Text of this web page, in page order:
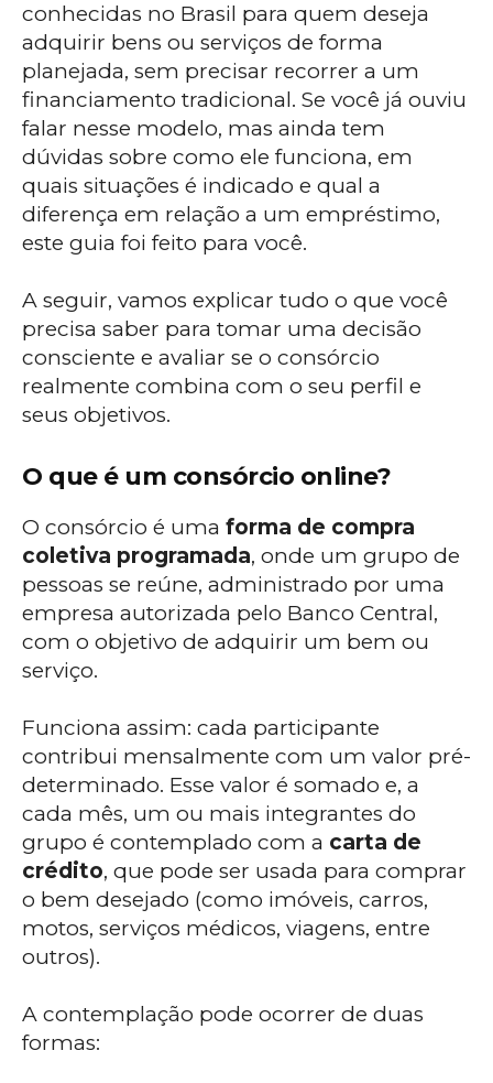
conhecidas no Brasil para quem deseja
adquirir bens ou serviços de forma
planejada, sem precisar recorrer a um
financiamento tradicional. Se você já ouviu
falar nesse modelo, mas ainda tem
dúvidas sobre como ele funciona, em
quais situações é indicado e qual a
diferença em relação a um empréstimo,
este guia foi feito para você.
A seguir, vamos explicar tudo o que você
precisa saber para tomar uma decisão
consciente e avaliar se o consórcio
realmente combina com o seu perfil e
seus objetivos.
O que é um consórcio online?
O consórcio é uma forma de compra
coletiva programada, onde um grupo de
pessoas se reúne, administrado por uma
empresa autorizada pelo Banco Central,
com o objetivo de adquirir um bem ou
serviço.
Funciona assim: cada participante
contribui mensalmente com um valor pré-
determinado. Esse valor é somado e, a
cada mês, um ou mais integrantes do
grupo é contemplado com a carta de
crédito, que pode ser usada para comprar
o bem desejado (como imóveis, carros,
motos, serviços médicos, viagens, entre
outros).
A contemplação pode ocorrer de duas
formas: